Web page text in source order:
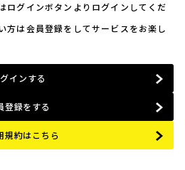
ログインボタンよりログインしてくだ
方は会員登録をしてサービスをお楽し
インする
登録をする
規約はこちら